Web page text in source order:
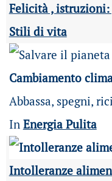
Felicità ,
Stili di vita
Cambiamento
Abbassa, spegni,
In Energia Pulita
Intolleranze